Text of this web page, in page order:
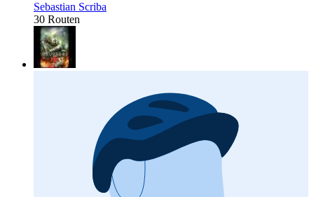
Sebastian Scriba
30 Routen